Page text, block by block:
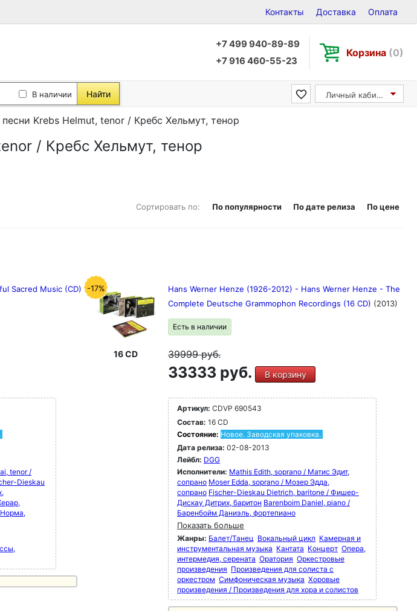
Контакты Доставка Оплата
+7 499 940-89-89
+7 916 460-55-23
Корзина (0)
В наличии Найти Личный кабинет
Krebs Helmut, tenor / Кребс Хельмут, тенор
/ Кребс Хельмут, тенор
Сортировать по: По популярности По дате релиза По цене
Sacred Music (CD)
tenor /
Dieskau
Норма,
-17%
16 CD
Hans Werner Henze (1926-2012) - Hans Werner Henze - The
Complete Deutsche Grammophon Recordings (16 CD) (2013)
Есть в наличии
39999руб.
33333 руб. В корзину
Артикул: CDVP 690543
Состав: 16 CD
Состояние: Новое. Заводская упаковка.
Дата релиза: 02-08-2013
Лейбл: DGG
Исполнители: Mathis Edith, soprano / Матис Эдит,
сопрано Moser Edda, soprano / Мозер Эдда,
сопрано Fischer-Dieskau Dietrich, baritone / Фишер-
Дискау Дитрих, баритон Barenboim Daniel, piano /
Баренбойм Даниэль, фортепиано
Показать больше
Жанры: Балет/Танец Вокальный цикл Камерная и
инструментальная музыка Кантата Концерт Опера,
интермедия, серената Оратория Оркестровые
произведения Произведения для солиста с
оркестром Симфоническая музыка Хоровые
произведения / Произведения для хора и солистов